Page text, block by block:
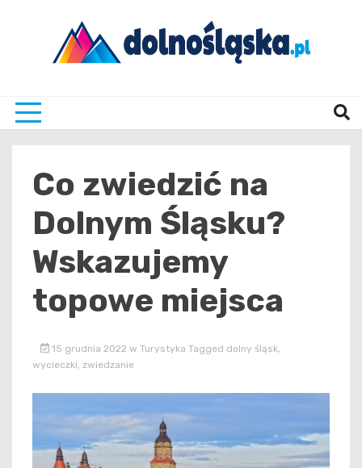
Co zwiedzić na
Dolnym Śląsku?
Wskazujemy
topowe miejsca
15 grudnia 2022 w Turystyka Tagged dolny śląsk,
wycieczki zwiedzanie